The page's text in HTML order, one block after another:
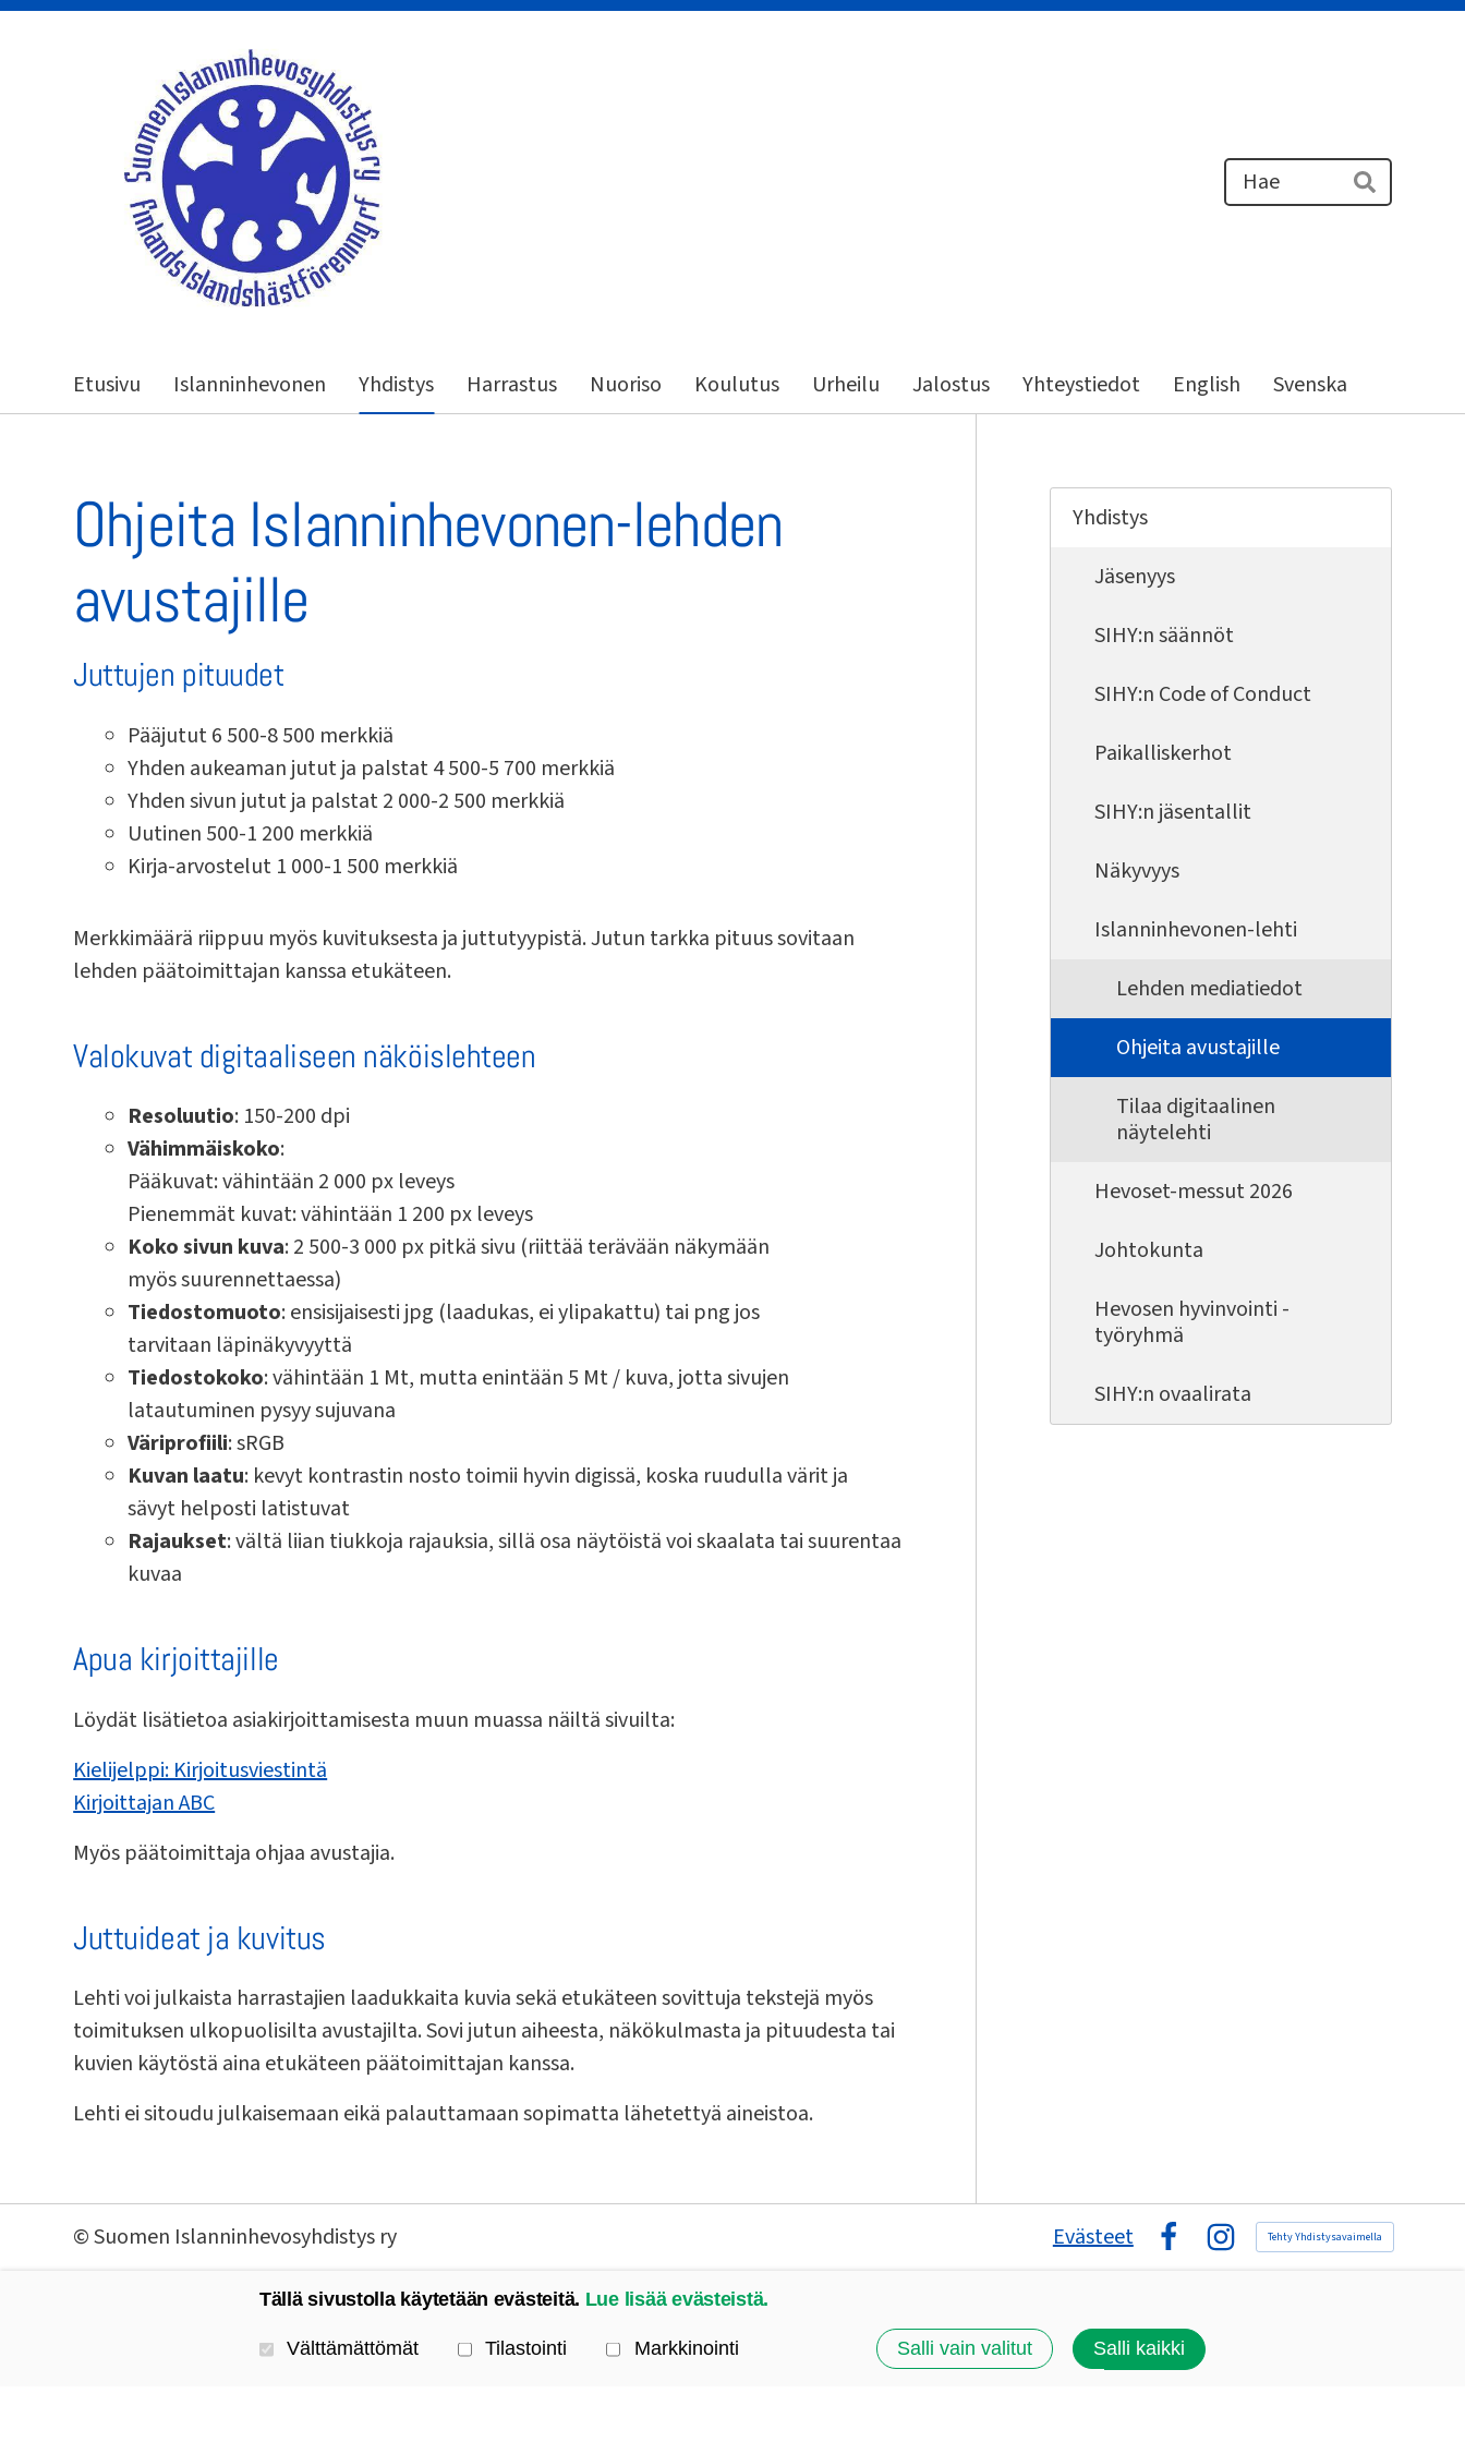
Suomen Islanninhevosyhdistys ry Hae
Etusivu Islanninhevonen Yhdistys Harrastus Nuoriso Koulutus Urheilu Jalostus Yhteystiedot English Svenska
Ohjeita Islanninhevonen-lehden
avustajille
Juttujen pituudet
Pääjutut 6 500-8 500 merkkiä
Yhden aukeaman jutut ja palstat 4 500-5 700 merkkiä
Yhden sivun jutut ja palstat 2 000-2 500 merkkiä
Uutinen 500-1 200 merkkiä
Kirja-arvostelut 1 000-1 500 merkkiä
Merkkimäärä riippuu myös kuvituksesta ja juttutyypistä. Jutun tarkka pituus sovitaan
lehden päätoimittajan kanssa etukäteen.
Valokuvat digitaaliseen näköislehteen
Resoluutio: 150-200 dpi
Vähimmäiskoko:
Pääkuvat: vähintään 2 000 px leveys
Pienemmät kuvat: vähintään 1 200 px leveys
Koko sivun kuva: 2 500-3 000 px pitkä sivu (riittää terävään näkymään
myös suurennettaessa)
Tiedostomuoto: ensisijaisesti jpg (laadukas, ei ylipakattu) tai png jos
tarvitaan läpinäkyvyyttä
Tiedostokoko: vähintään 1 Mt, mutta enintään 5 Mt / kuva, jotta sivujen
latautuminen pysyy sujuvana
Väriprofiili: sRGB
Kuvan laatu: kevyt kontrastin nosto toimii hyvin digissä, koska ruudulla värit ja
sävyt helposti latistuvat
Rajaukset: vältä liian tiukkoja rajauksia, sillä osa näytöistä voi skaalata tai suurentaa
kuvaa
Apua kirjoittajille
Löydät lisätietoa asiakirjoittamisesta muun muassa näiltä sivuilta:
Kielijelppi: Kirjoitusviestintä
Kirjoittajan ABC
Myös päätoimittaja ohjaa avustajia.
Juttuideat ja kuvitus
Lehti voi julkaista harrastajien laadukkaita kuvia sekä etukäteen sovittuja tekstejä myös
toimituksen ulkopuolisilta avustajilta. Sovi jutun aiheesta, näkökulmasta ja pituudesta tai
kuvien käytöstä aina etukäteen päätoimittajan kanssa.
Lehti ei sitoudu julkaisemaan eikä palauttamaan sopimatta lähetettyä aineistoa.
Yhdistys
Jäsenyys
SIHY:n säännöt
SIHY:n Code of Conduct
Paikalliskerhot
SIHY:n jäsentallit
Näkyvyys
Islanninhevonen-lehti
Lehden mediatiedot
Ohjeita avustajille
Tilaa digitaalinen
näytelehti
Hevoset-messut 2026
Johtokunta
Hevosen hyvinvointi -
työryhmä
SIHY:n ovaalirata
©Suomen Islanninhevosyhdistys ry
Evästeet
Tehty Yhdistysavaimella
Tällä sivustolla käytetään evästeitä. Lue lisää evästeistä.
Valitse käytettävät evästeet
Välttämättömät Tilastointi Markkinointi Salli vain valitut Salli kaikki